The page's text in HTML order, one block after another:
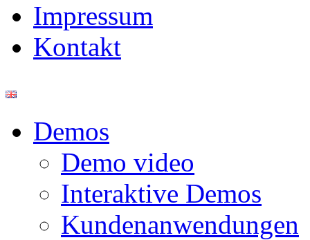
Impressum
Kontakt
Demos
Demo video
Interaktive Demos
Kundenanwendungen